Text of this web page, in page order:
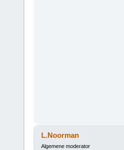
L.Noorman
Algemene moderator